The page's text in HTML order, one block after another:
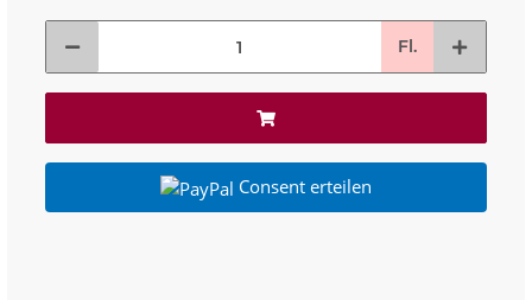
Fl.
Consent erteilen